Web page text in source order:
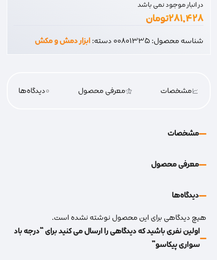
در انبار موجود نمی باشد
۲۸۱,۴۲۸تومان
شناسه محصول:00801335دسته:ابزار دمش و مکش
مشخصات معرفی محصول 0دیدگاه‌‌ها
مشخصات
معرفی محصول
دیدگاه‌‌ها
هیچ دیدگاهی برای این محصول نوشته نشده است.
اولین نفری باشید که دیدگاهی را ارسال می کنید برای “درجه باد
سواری پیکاسو”